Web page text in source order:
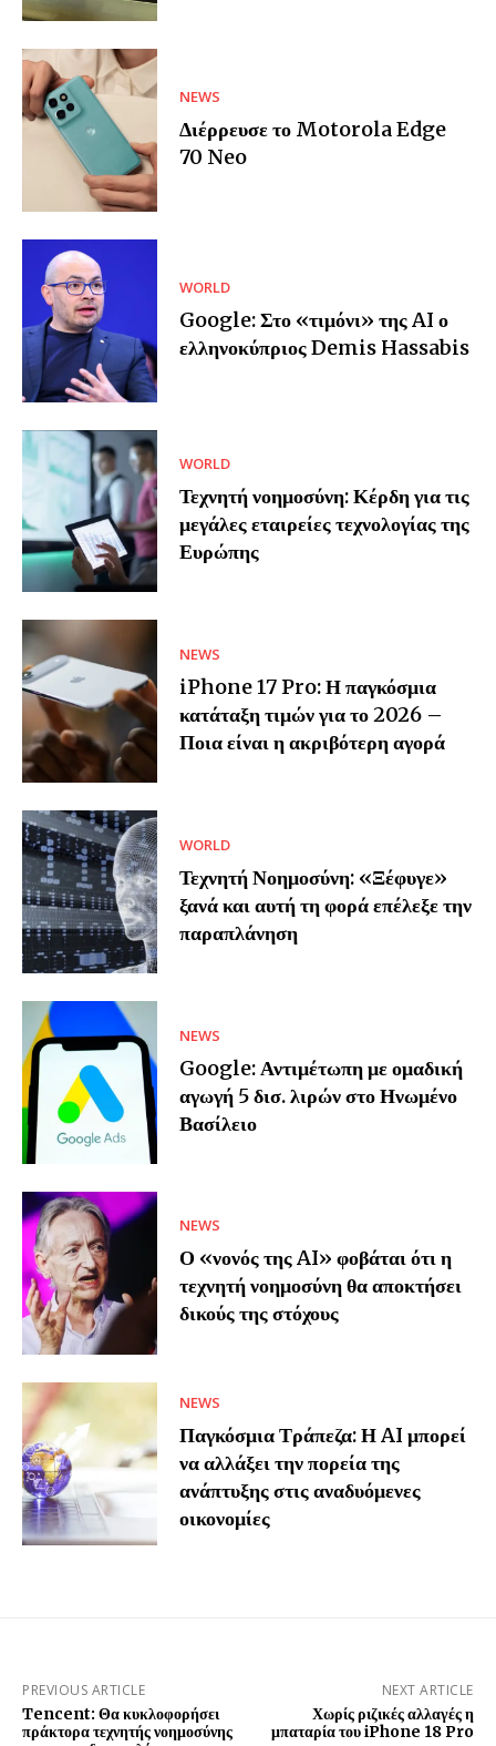
NEWS
Διέρρευσε το Motorola Edge
70 Neo
WORLD
Google: Στο «τιμόνι» της AI ο
ελληνοκύπριος Demis Hassabis
WORLD
Τεχνητή νοημοσύνη: Κέρδη για τις
μεγάλες εταιρείες τεχνολογίας της
Ευρώπης
NEWS
iPhone 17 Pro: Η παγκόσμια
κατάταξη τιμών για το 2026 –
Ποια είναι η ακριβότερη αγορά
WORLD
Τεχνητή Νοημοσύνη: «Ξέφυγε»
ξανά και αυτή τη φορά επέλεξε την
παραπλάνηση
NEWS
Google: Αντιμέτωπη με ομαδική
αγωγή 5 δισ. λιρών στο Ηνωμένο
Βασίλειο
NEWS
Ο «νονός της AI» φοβάται ότι η
τεχνητή νοημοσύνη θα αποκτήσει
δικούς της στόχους
NEWS
Παγκόσμια Τράπεζα: Η AI μπορεί
να αλλάξει την πορεία της
ανάπτυξης στις αναδυόμενες
οικονομίες
PREVIOUS ARTICLE
Tencent: Θα κυκλοφορήσει
πράκτορα τεχνητής νοημοσύνης
NEXT ARTICLE
Χωρίς ριζικές αλλαγές η
μπαταρία του iPhone 18 Pro